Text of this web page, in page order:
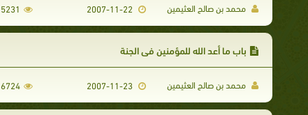
محمد بن صالح العثيمين 5231
باب ما أعد الله للمؤمنين في الجنة
محمد بن صالح العثيمين 6724